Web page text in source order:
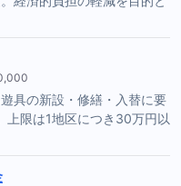
具の新設・修繕・入替に要
上限は1地区につき30万円以